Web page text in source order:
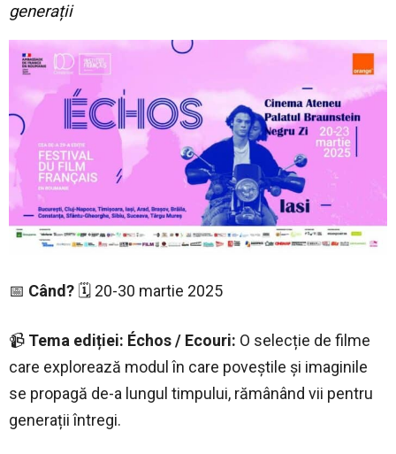
generații
📅 Când? 🗓️ 20-30 martie 2025
📹 Tema ediției: Échos / Ecouri: O selecție de filme
care explorează modul în care poveștile și imaginile
se propagă de-a lungul timpului, rămânând vii pentru
generații întregi.